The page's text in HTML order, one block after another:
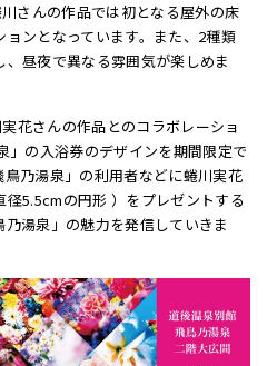
さんの作品では初となる屋外の床
ンとなっています。また、2種類
昼夜で異なる雰囲気が楽しめま
花さんの作品とのコラボレーショ
」の入浴券のデザインを期間限定で
乃湯泉」の利用者などに蜷川実花
5.5cmの円形 ）をプレゼントする
湯泉」の魅力を発信していきま